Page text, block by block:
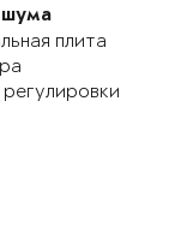
шума
плита